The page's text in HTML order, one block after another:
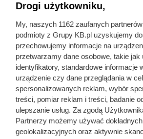
SS-Manów
Czytaj także:
Cennik usług budowlanych
ceny prac
Cennik gładzi gipsowej i
całej Polsce
Drogi użytkowniku,
My, naszych 1162 zaufanych
podmioty z Grupy KB.pl uzyskujemy
przechowujemy informacje na
przetwarzamy dane osobowe, takie jak
identyfikatory, standardowe informacje
urządzenie czy dane przeglądania w
spersonalizowanych reklam, wybór
treści, pomiar reklam i treści, badanie
ulepszanie usług. Za zgodą
Partnerzy możemy używać
geolokalizacyjnych oraz aktywnie